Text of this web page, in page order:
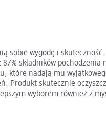
wygodę i
składników
które nadają mu
skutecznie
wyborem również z